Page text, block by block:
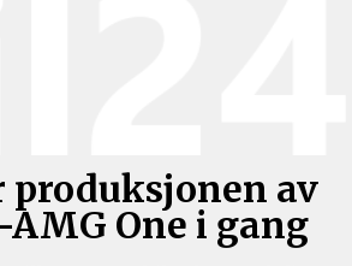
produksjonen av
One i gang